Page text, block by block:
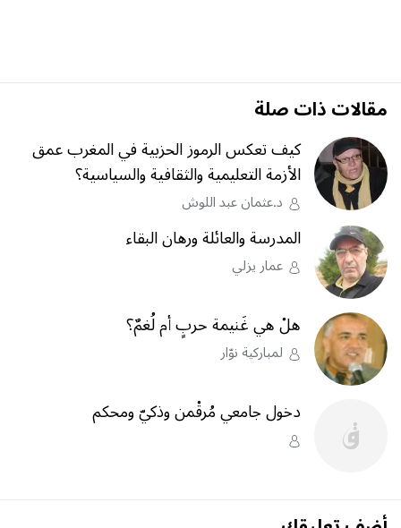
مقالات ذات صلة
كيف تعكس الرموز الحزبية في المغرب عمق
الأزمة التعليمية والثقافية والسياسية؟
د.عثمان عبد اللوش
المدرسة والعائلة ورهان البقاء
عمار يزلي
هلْ هي غَنيمة حربٍ أم لُغمٌ؟
لمباركية نوّار
دخول جامعي مُرقْمن وذكيّ ومحكم